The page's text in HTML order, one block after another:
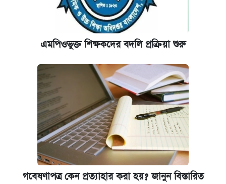
এমপিওভুক্ত শিক্ষকদের বদলি প্রক্রিয়া শুরু
গবেষণাপত্র কেন প্রত্যাহার করা হয়? জানুন বিস্তারিত